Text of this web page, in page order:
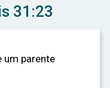
31:23
um parente